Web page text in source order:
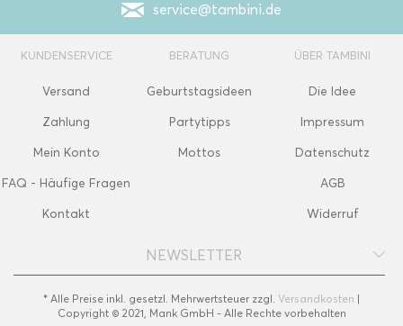
service@tambini.de
KUNDENSERVICE
Versand
Zahlung
Mein Konto
FAQ - Häufige Fragen
Kontakt
BERATUNG
Geburtstagsideen
Partytipps
Mottos
ÜBER TAMBINI
Die Idee
Impressum
Datenschutz
AGB
Widerruf
NEWSLETTER
* Alle Preise inkl. gesetzl. Mehrwertsteuer zzgl. Versandkosten |
Copyright © 2021, Mank GmbH - Alle Rechte vorbehalten